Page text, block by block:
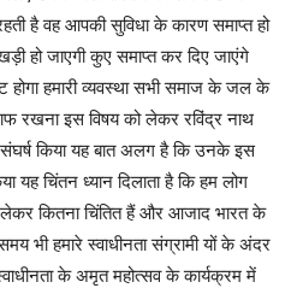
है वह आपकी सुविधा के कारण समाप्त हो
हो जाएगी कुए समाप्त कर दिए जाएंगे
हमारी व्यवस्था सभी समाज के जल के
रखना इस विषय को लेकर रविंद्र नाथ
किया यह बात अलग है कि उनके इस
यह चिंतन ध्यान दिलाता है कि हम लोग
कितना चिंतित हैं और आजाद भारत के
भी हमारे स्वाधीनता संग्रामी यों के अंदर
के अमृत महोत्सव के कार्यक्रम में